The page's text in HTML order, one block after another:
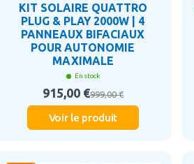
KIT SOLAIRE QUATTRO
PLUG & PLAY 2000W | 4
PANNEAUX BIFACIAUX
POUR AUTONOMIE
MAXIMALE
En stock
915,00 €999,00 €
Voir le produit